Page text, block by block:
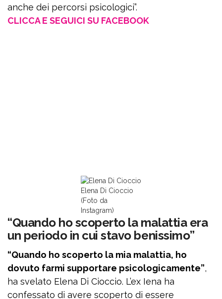
anche dei percorsi psicologici”.
CLICCA E SEGUICI SU FACEBOOK
Elena Di Cioccio
(Foto da
Instagram)
“Quando ho scoperto la malattia era
un periodo in cui stavo benissimo”
“Quando ho scoperto la mia malattia, ho
dovuto farmi supportare psicologicamente”,
ha svelato Elena Di Cioccio. L’ex Iena ha
confessato di avere scoperto di essere